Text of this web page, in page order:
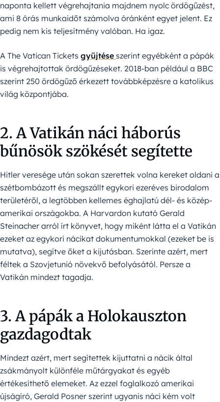
naponta kellett végrehajtania majdnem nyolc ördögűzést,
ami 8 órás munkaidőt számolva óránként egyet jelent. Ez
pedig nem kis teljesítmény valóban. Ha igaz.
A The Vatican Tickets gyűjtése szerint egyébként a pápák
is végrehajtottak ördögűzéseket. 2018-ban például a BBC
szerint 250 ördögűző érkezett továbbképzésre a katolikus
világ központjába.
2. A Vatikán náci háborús
bűnösök szökését segítette
Hitler veresége után sokan szerettek volna kereket oldani a
szétbombázott és megszállt egykori ezeréves birodalom
területéről, a legtöbben kellemes éghajlatú dél- és közép-
amerikai országokba. A Harvardon kutató Gerald
Steinacher arról írt könyvet, hogy miként látta el a Vatikán
ezeket az egykori nácikat dokumentumokkal (ezeket be is
mutatva), segítve őket a kijutásban. Szerinte azért, mert
féltek a Szovjetunió növekvő befolyásától. Persze a
Vatikán mindezt tagadja.
3. A pápák a Holokauszton
gazdagodtak
Mindezt azért, mert segítettek kijuttatni a nácik által
zsákmányolt különféle műtárgyakat és egyéb
értékesíthető elemeket. Az ezzel foglalkozó amerikai
újságíró, Gerald Posner szerint ugyanis náci kém volt